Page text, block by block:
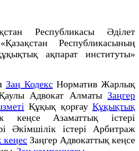
Республикасы Әділет
Республикасының
ақпарат институты»
Заң Кодекс Норматив Жарлық
Адвокат Алматы Заңгер
Құқық қорғауҚұқықтық
кеңсе Азаматтық істері
Әкімшілік істері Арбитраж
кеңес Заңгер Адвокаттық кеңсе